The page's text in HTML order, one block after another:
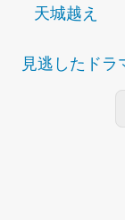
天城越え
見逃したドラ